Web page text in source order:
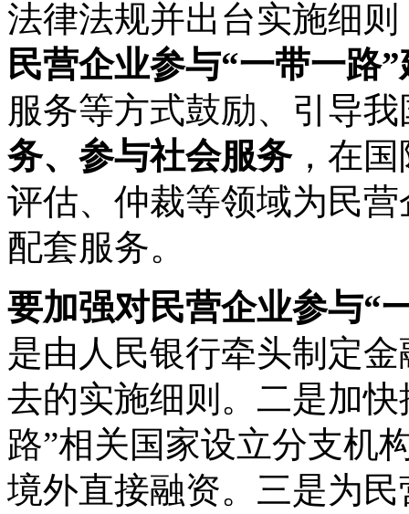
法律法规并出台实施细则
民营企业参与“一带一路
服务等方式鼓励、引导
务、参与社会服务，在国
评估、仲裁等领域为民
配套服务。
要加强对民营企业参与“
是由人民银行牵头制定
去的实施细则。二是加
路”相关国家设立分支机
境外直接融资。三是为